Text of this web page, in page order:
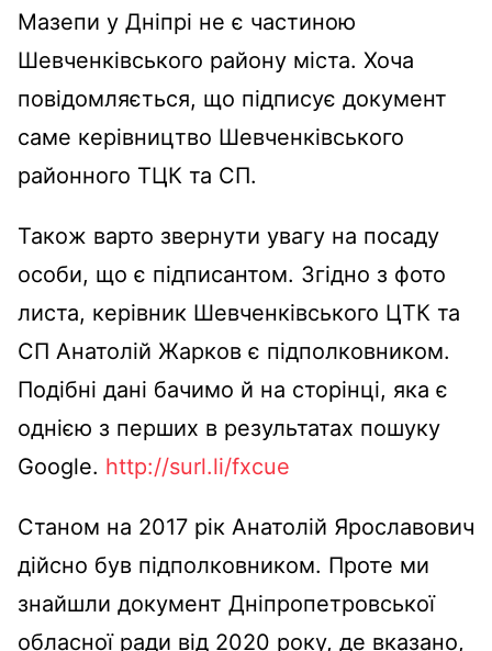
Мазепи у Дніпрі не є частиною
Шевченківського району міста. Хоча
повідомляється, що підписує документ
саме керівництво Шевченківського
районного ТЦК та СП.
Також варто звернути увагу на посаду
особи, що є підписантом. Згідно з фото
листа, керівник Шевченківського ЦТК та
СП Анатолій Жарков є підполковником.
Подібні дані бачимо й на сторінці, яка є
однією з перших в результатах пошуку
Google. http://surl.li/fxcue
Станом на 2017 рік Анатолій Ярославович
дійсно був підполковником. Проте ми
знайшли документ Дніпропетровської
обласної ради від 2020 року, де вказано,